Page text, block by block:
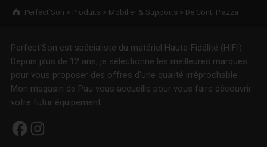
Breadcrumbs navigation
Perfect’Son > Produits > Mobilier & Supports > De Conti Piazza
Perfect'Son est spécialiste du matériel Haute-Fidélité (HIFI).
Depuis plus de 12 ans, je sélectionne les meilleures marques
pour vous proposer des offres d'une qualité irréprochable.
Mon magasin de Pau vous accueille pour vous faire découvrir
votre futur équipement.
Facebook Instagram